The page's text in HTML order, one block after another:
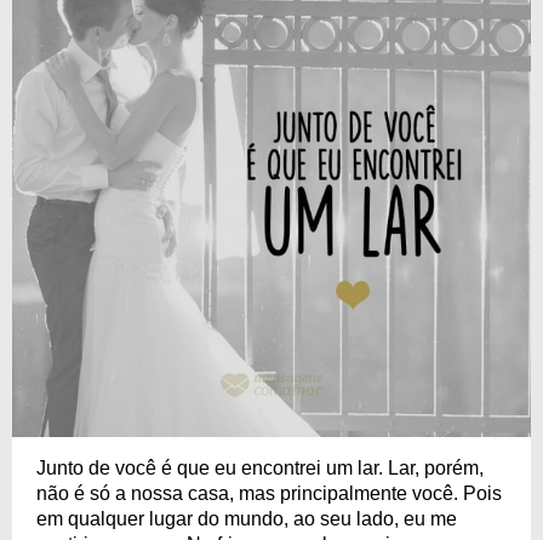
Junto de você é que eu encontrei um lar. Lar, porém,
não é só a nossa casa, mas principalmente você. Pois
em qualquer lugar do mundo, ao seu lado, eu me